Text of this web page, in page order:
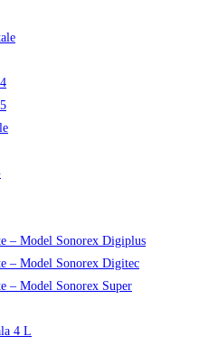
– Model Sonorex Digiplus
– Model Sonorex Digitec
– Model Sonorex Super
4 L